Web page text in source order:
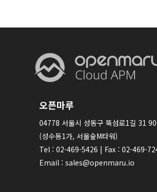
오픈마루
04778 서울시 성동구 뚝섬로1길 31
(성수동1가, 서울숲M타워)
Tel : 02-469-5426 | Fax : 02-469-
Email : sales@openmaru.io